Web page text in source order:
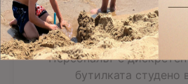
Просторен апартамент
необходимо за
Персоналът е
бутилката студено